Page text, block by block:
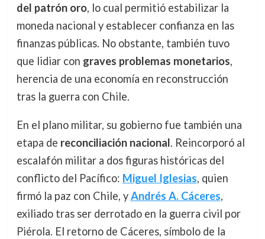
del patrón oro, lo cual permitió estabilizar la
moneda nacional y establecer confianza en las
finanzas públicas. No obstante, también tuvo
que lidiar con graves problemas monetarios,
herencia de una economía en reconstrucción
tras la guerra con Chile.
En el plano militar, su gobierno fue también una
etapa de reconciliación nacional. Reincorporó al
escalafón militar a dos figuras históricas del
conflicto del Pacífico: Miguel Iglesias, quien
firmó la paz con Chile, yAndrés A. Cáceres,
exiliado tras ser derrotado en la guerra civil por
Piérola. El retorno de Cáceres, símbolo de la